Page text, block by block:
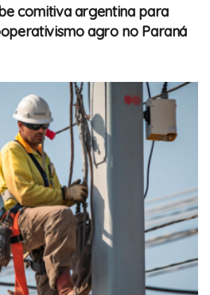
comitiva argentina para
agro no Paraná